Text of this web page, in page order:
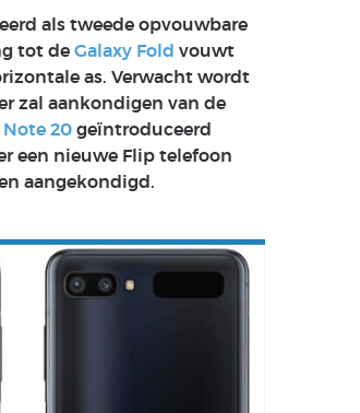
als tweede opvouwbare
tot de Galaxy Fold vouwt
as. Verwacht wordt
zal aankondigen van de
Note 20 geïntroduceerd
een nieuwe Flip telefoon
aangekondigd.